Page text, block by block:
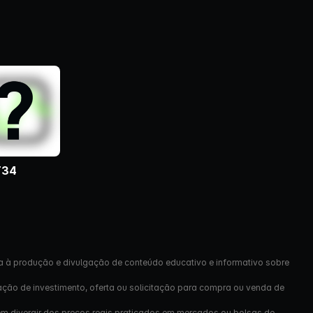
à produção e divulgação de conteúdo educativo e informativo sobre
de investimento, oferta ou solicitação para compra ou venda de